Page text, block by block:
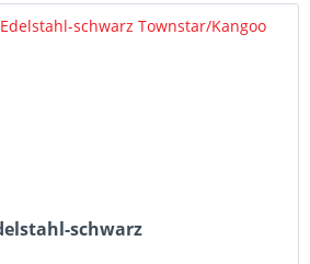
schwarz